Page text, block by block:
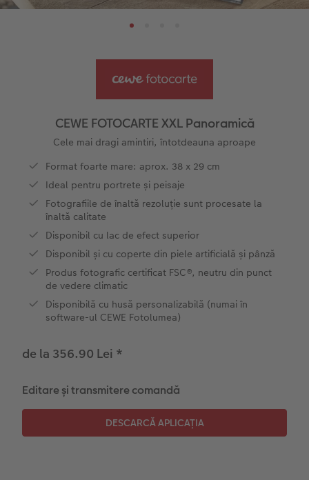
Pas cu Pas editare fotocarte anuar
Exemplele clienților
CEWE FOTOCARTE Kids
CEWE FOTOCARTE Art Collection
Fotografii mari pe hârtie foto
Nature Prints
Poster Premium
Fotografii standard
Cutii cu fotografii
Set fotografii
Fotosticker
Poster cu hartă
Fotografie Aludibond
Fotografie pe Forex
Panou de întâmpinare nuntă
Baghete pentru poster
Hexxas
Fotografie pe lemn
Decorațiuni de perete din mai multe părți
Fotografii retro XXL
Foto magneți
Felicitări
Rechizite școlare și de birou
Cutii de cadou
Textile
Art Prints
Calendare foto
CEWE FOTOCARTE Kids
Sfaturi fotografiere
Povești CEWE
Idei de cadouri pentru cei dragi
Călătorie
Nuntă
Absolvire
CEWE FOTOCARTE XXL Panoramică
Cele mai dragi amintiri, întotdeauna aproape
Format foarte mare: aprox. 38 x 29 cm
Ideal pentru portrete și peisaje
Fotografiile de înaltă rezoluție sunt procesate la
înaltă calitate
Disponibil cu lac de efect superior
Disponibil și cu coperte din piele artificială și pânză
Produs fotografic certificat FSC®, neutru din punct
de vedere climatic
Disponibilă cu husă personalizabilă (numai în
software-ul CEWE Fotolumea)
de la 356.90 Lei *
Editare și transmitere comandă